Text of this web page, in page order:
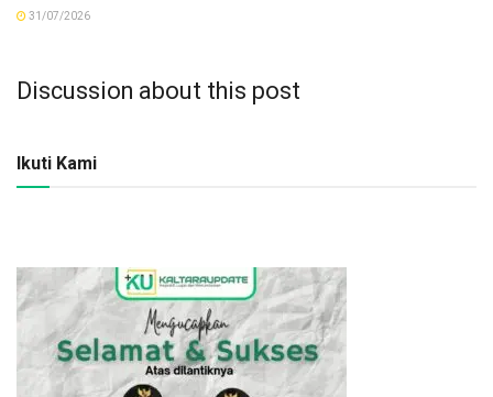
31/07/2026
Discussion about this post
Ikuti Kami